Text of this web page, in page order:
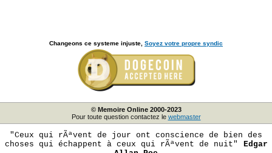
Changeons ce systeme injuste, Soyez votre propre syndic
© Memoire Online 2000-2023
Pour toute question contactez le webmaster
"Ceux qui rÃªvent de jour ont conscience de bien des
choses qui échappent à ceux qui rÃªvent de nuit"
Edgar